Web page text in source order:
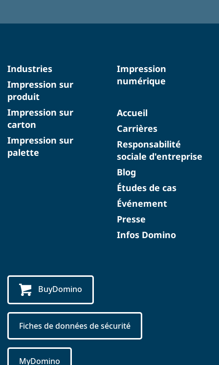
Industries
Impression sur
produit
Impression sur
carton
Impression sur
palette
Impression
numérique
Accueil
Carrières
Responsabilité
sociale d'entreprise
Blog
Études de cas
Événement
Presse
Infos Domino
BuyDomino
Fiches de données de sécurité
MyDomino